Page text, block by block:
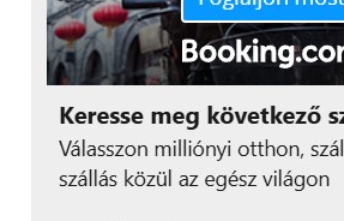
rendelkezik. Sőt, nem is eggyel,
kettővel! Ennek megfelelően
3G-s hálózatokon, illetve akár
hiszen a telefonfunkció is elérhető